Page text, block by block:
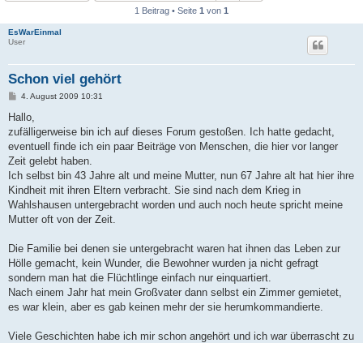
1 Beitrag • Seite 1 von 1
EsWarEinmal
User
Schon viel gehört
B
i
r
a
4. August 2009 10:31
Hallo,
zufälligerweise bin ich auf dieses Forum gestoßen. Ich hatte gedacht,
eventuell finde ich ein paar Beiträge von Menschen, die hier vor langer
Zeit gelebt haben.
Ich selbst bin 43 Jahre alt und meine Mutter, nun 67 Jahre alt hat hier ihre
Kindheit mit ihren Eltern verbracht. Sie sind nach dem Krieg in
Wahlshausen untergebracht worden und auch noch heute spricht meine
Mutter oft von der Zeit.
Die Familie bei denen sie untergebracht waren hat ihnen das Leben zur
Hölle gemacht, kein Wunder, die Bewohner wurden ja nicht gefragt
sondern man hat die Flüchtlinge einfach nur einquartiert.
Nach einem Jahr hat mein Großvater dann selbst ein Zimmer gemietet,
es war klein, aber es gab keinen mehr der sie herumkommandierte.
Viele Geschichten habe ich mir schon angehört und ich war überrascht zu